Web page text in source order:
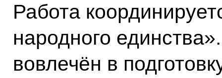
Работа
народного
вовлечён в